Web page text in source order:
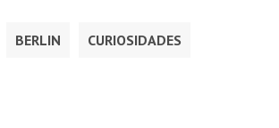
BERLIN CURIOSIDADES